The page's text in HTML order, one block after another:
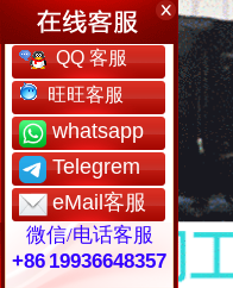
QQ 客服
旺旺客服
whatsapp
Telegrem
eMail客服
微信/电话客服
+86 19936648357